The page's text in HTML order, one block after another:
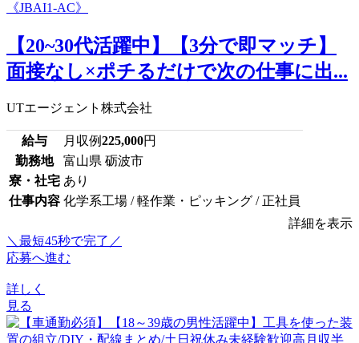
【20~30代活躍中】【3分で即マッチ】
面接なし×ポチるだけで次の仕事に出...
UTエージェント株式会社
給与 月収例225,000円
勤務地
富山県 砺波市
寮・社宅 あり
仕事内容 化学系工場 / 軽作業・ピッキング / 正社員
詳細を表示
＼最短45秒で完了／
応募へ進む
詳しく
見る